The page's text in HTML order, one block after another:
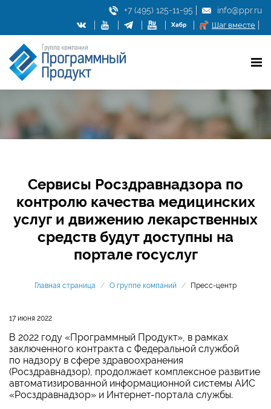
+7 (495) 125-11-95 info@ppr.ru
Шаг вместе
Сервисы Росздравнадзора по
контролю качества медицинских
услуг и движению лекарственных
средств будут доступны на
портале госуслуг
Главная страница / О группе компаний / Пресс-центр
17 июня 2022
В 2022 году «Программный Продукт», в рамках
заключенного контракта с Федеральной службой
по надзору в сфере здравоохранения
(Росздравнадзор), продолжает комплексное развитие
автоматизированной информационной системы АИС
«Росздравнадзор» и Интернет-портала службы.